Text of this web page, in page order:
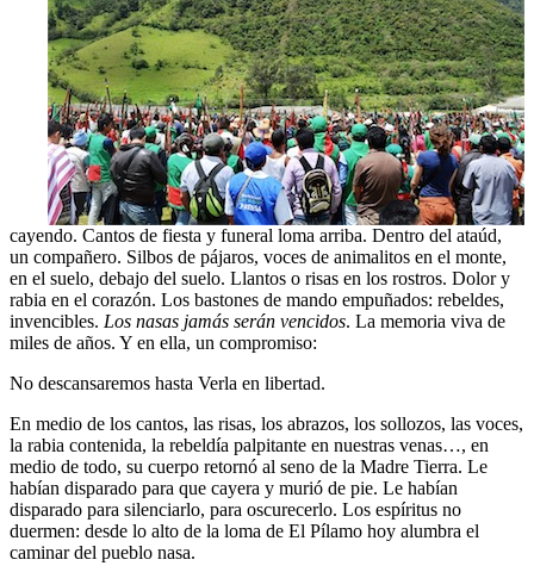
cayendo. Cantos de fiesta y funeral loma arriba. Dentro del ataúd,
un compañero. Silbos de pájaros, voces de animalitos en el monte,
en el suelo, debajo del suelo. Llantos o risas en los rostros. Dolor y
rabia en el corazón. Los bastones de mando empuñados: rebeldes,
invencibles. Los nasas jamás serán vencidos. La memoria viva de
miles de años. Y en ella, un compromiso:
No descansaremos hasta Verla en libertad.
En medio de los cantos, las risas, los abrazos, los sollozos, las voces,
la rabia contenida, la rebeldía palpitante en nuestras venas…, en
medio de todo, su cuerpo retornó al seno de la Madre Tierra. Le
habían disparado para que cayera y murió de pie. Le habían
disparado para silenciarlo, para oscurecerlo. Los espíritus no
duermen: desde lo alto de la loma de El Pílamo hoy alumbra el
caminar del pueblo nasa.